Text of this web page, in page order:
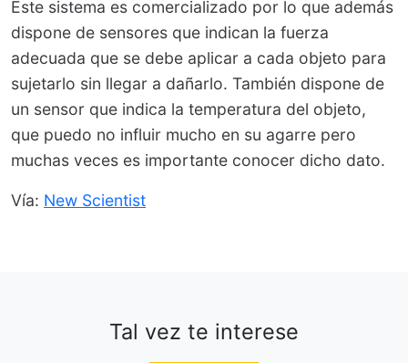
Este sistema es comercializado por lo que además
dispone de sensores que indican la fuerza
adecuada que se debe aplicar a cada objeto para
sujetarlo sin llegar a dañarlo. También dispone de
un sensor que indica la temperatura del objeto,
que puedo no influir mucho en su agarre pero
muchas veces es importante conocer dicho dato.
Vía: New Scientist
Tal vez te interese